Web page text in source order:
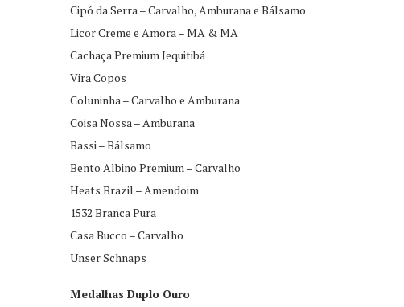
Cipó da Serra – Carvalho, Amburana e Bálsamo
Licor Creme e Amora – MA & MA
Cachaça Premium Jequitibá
Vira Copos
Coluninha – Carvalho e Amburana
Coisa Nossa – Amburana
Bassi – Bálsamo
Bento Albino Premium – Carvalho
Heats Brazil – Amendoim
1532 Branca Pura
Casa Bucco – Carvalho
Unser Schnaps
Medalhas Duplo Ouro